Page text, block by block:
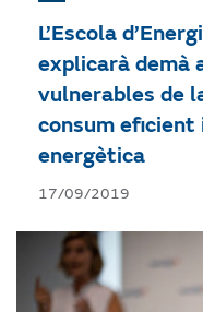
L’Escola
explicarà demà
vulnerables de
consum
energètica
17/09/2019